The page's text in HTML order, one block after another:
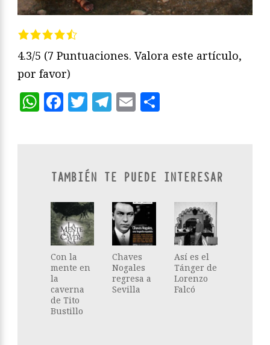
4.3/5 (7 Puntuaciones. Valora este artículo,
por favor)
WhatsApp
Facebook
Twitter
Telegram
Email
TAMBIÉN TE PUEDE INTERESAR
Con la
mente en
la
caverna
de Tito
Bustillo
Chaves
Nogales
regresa a
Sevilla
Así es el
Tánger de
Lorenzo
Falcó